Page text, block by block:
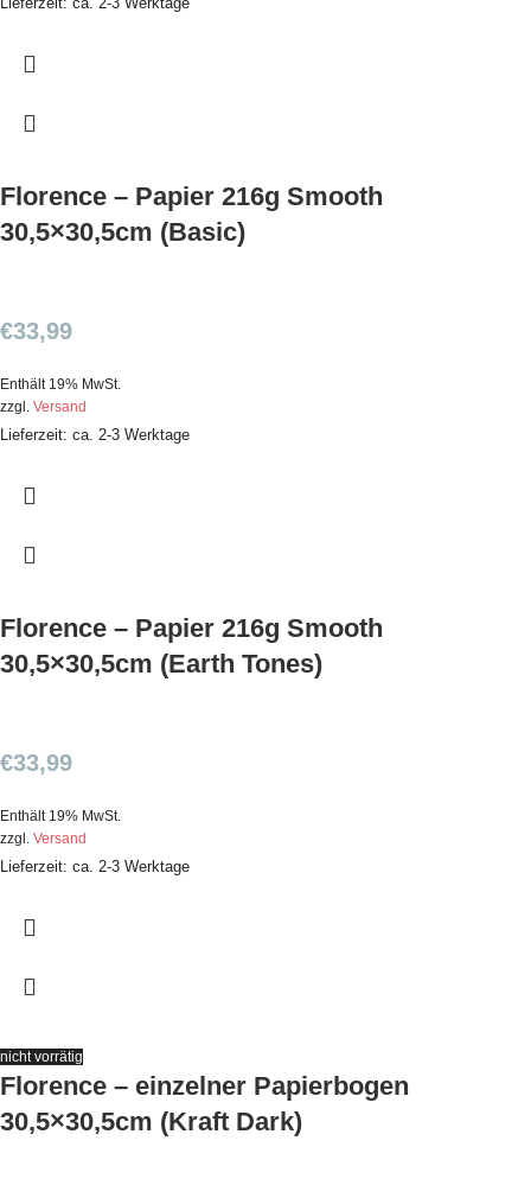
Florence – Papier 216g Smooth
30,5×30,5cm (Basic)
€33,99
Enthält 19% MwSt.
zzgl. Versand
Lieferzeit: ca. 2-3 Werktage
Florence – Papier 216g Smooth
30,5×30,5cm (Earth Tones)
€33,99
Enthält 19% MwSt.
zzgl. Versand
Lieferzeit: ca. 2-3 Werktage
nicht vorrätig
Florence – einzelner Papierbogen
30,5×30,5cm (Kraft Dark)